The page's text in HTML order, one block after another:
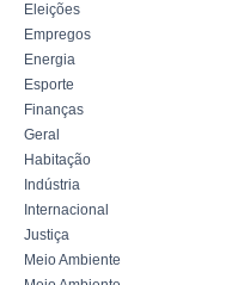
Eleições
Empregos
Energia
Esporte
Finanças
Geral
Habitação
Indústria
Internacional
Justiça
Meio Ambiente